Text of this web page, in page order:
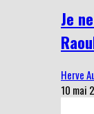
Je
Herve
10 mai